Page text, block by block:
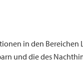
in den Bereichen
und die des